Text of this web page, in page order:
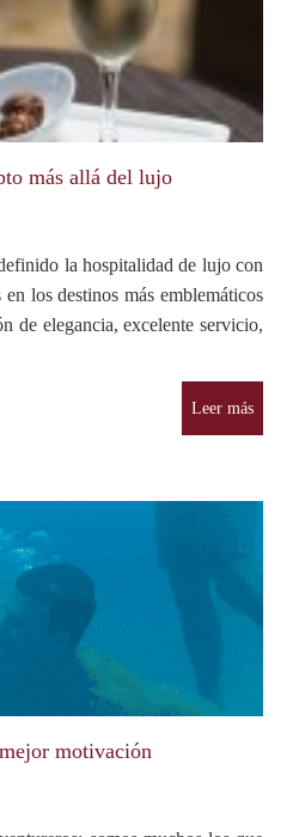
más allá del lujo
la hospitalidad de lujo con
los destinos más emblemáticos
de elegancia, excelente servicio,
Leer más
motivación